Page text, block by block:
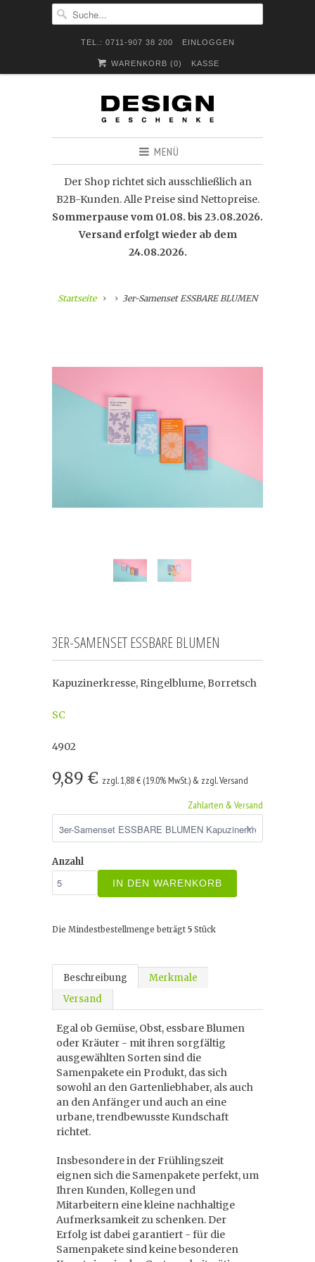
TEL.: 0711-907 38 200 EINLOGGEN
WARENKORB (0) KASSE
MENÜ
Der Shop richtet sich ausschließlich an
B2B-Kunden. Alle Preise sind Nettopreise.
Sommerpause vom 01.08. bis 23.08.2026.
Versand erfolgt wieder ab dem
24.08.2026.
Startseite 3er-Samenset ESSBARE BLUMEN
3ER-SAMENSET ESSBARE BLUMEN
Kapuzinerkresse, Ringelblume, Borretsch
SC
4902
9,89 € zzgl. 1,88 € (19.0% MwSt.) & zzgl. Versand
Zahlarten & Versand
Anzahl
IN DEN WARENKORB
Die Mindestbestellmenge beträgt 5 Stück
Beschreibung
Merkmale
Versand
Egal ob Gemüse, Obst, essbare Blumen
oder Kräuter - mit ihren sorgfältig
ausgewählten Sorten sind die
Samenpakete ein Produkt, das sich
sowohl an den Gartenliebhaber, als auch
an den Anfänger und auch an eine
urbane, trendbewusste Kundschaft
richtet.
Insbesondere in der Frühlingszeit
eignen sich die Samenpakete perfekt, um
Ihren Kunden, Kollegen und
Mitarbeitern eine kleine nachhaltige
Aufmerksamkeit zu schenken. Der
Erfolg ist dabei garantiert - für die
Samenpakete sind keine besonderen